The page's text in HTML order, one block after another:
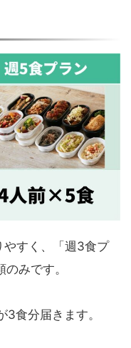
やすく、「週3食プ
みです。
食分届きます。